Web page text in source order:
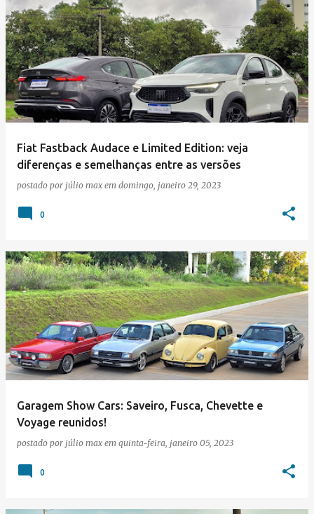
Fiat Fastback Audace e Limited Edition: veja
diferenças e semelhanças entre as versões
postado por júlio max em domingo, janeiro 29, 2023
0
Garagem Show Cars: Saveiro, Fusca, Chevette e
Voyage reunidos!
postado por júlio max em quinta-feira, janeiro 05, 2023
0